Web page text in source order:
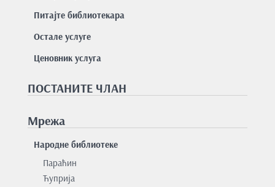
Питајте библиотекара
Остале услуге
Ценовник услуга
ПОСТАНИТЕ ЧЛАН
Мрежа
Народне библиотеке
Параћин
Ћуприја